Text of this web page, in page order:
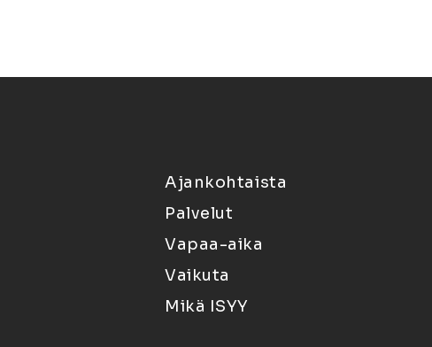
Ajankohtaista
Palvelut
Vapaa-aika
Vaikuta
Mikä ISYY